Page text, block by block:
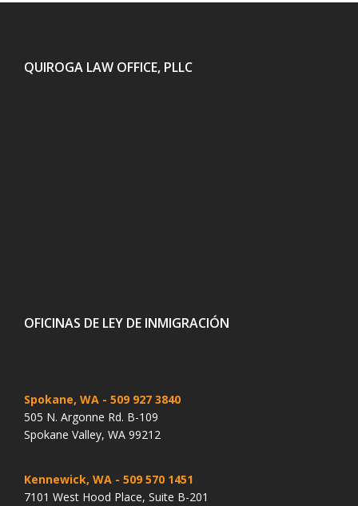
QUIROGA LAW OFFICE, PLLC
OFICINAS DE LEY DE INMIGRACIÓN
Spokane, WA - 509 927 3840
505 N. Argonne Rd. B-109
Spokane Valley, WA 99212
Kennewick, WA - 509 570 1451
7101 West Hood Place, Suite B-201